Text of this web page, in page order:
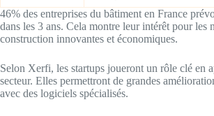
46% des entreprises du bâtiment en France
dans les 3 ans. Cela montre leur intérêt pour les
construction innovantes et économiques.
Selon Xerfi, les startups joueront un rôle clé en
secteur. Elles permettront de grandes
avec des logiciels spécialisés.